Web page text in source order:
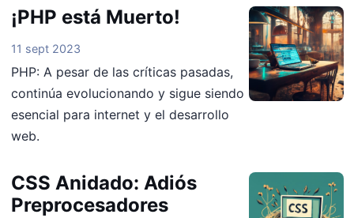
¡PHP está Muerto!
11 sept 2023
PHP: A pesar de las críticas pasadas,
continúa evolucionando y sigue siendo
esencial para internet y el desarrollo
web.
CSS Anidado: Adiós
Preprocesadores